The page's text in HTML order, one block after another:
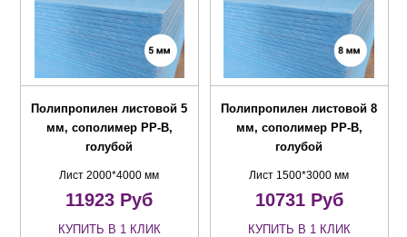
Полипропилен листовой 5
мм, сополимер PP-B,
голубой
Лист 2000*4000 мм
11923 Руб
КУПИТЬ В 1 КЛИК
Полипропилен листовой 8
мм, сополимер PP-B,
голубой
Лист 1500*3000 мм
10731Руб
КУПИТЬ В 1 КЛИК